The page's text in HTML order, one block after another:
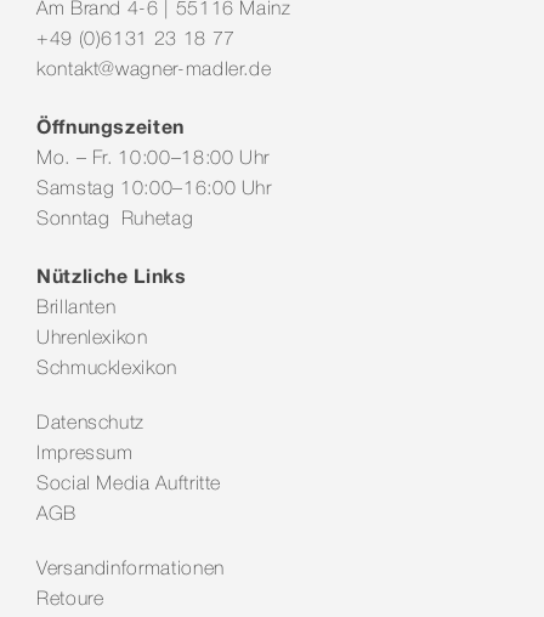
Am Brand 4-6 | 55116 Mainz
+49 (0)6131 23 18 77
kontakt@wagner-madler.de
Öffnungszeiten
Mo. – Fr. 10:00–18:00 Uhr
Samstag 10:00–16:00 Uhr
Sonntag Ruhetag
Nützliche Links
Brillanten
Uhrenlexikon
Schmucklexikon
Datenschutz
Impressum
Social Media Auftritte
AGB
Versandinformationen
Retoure